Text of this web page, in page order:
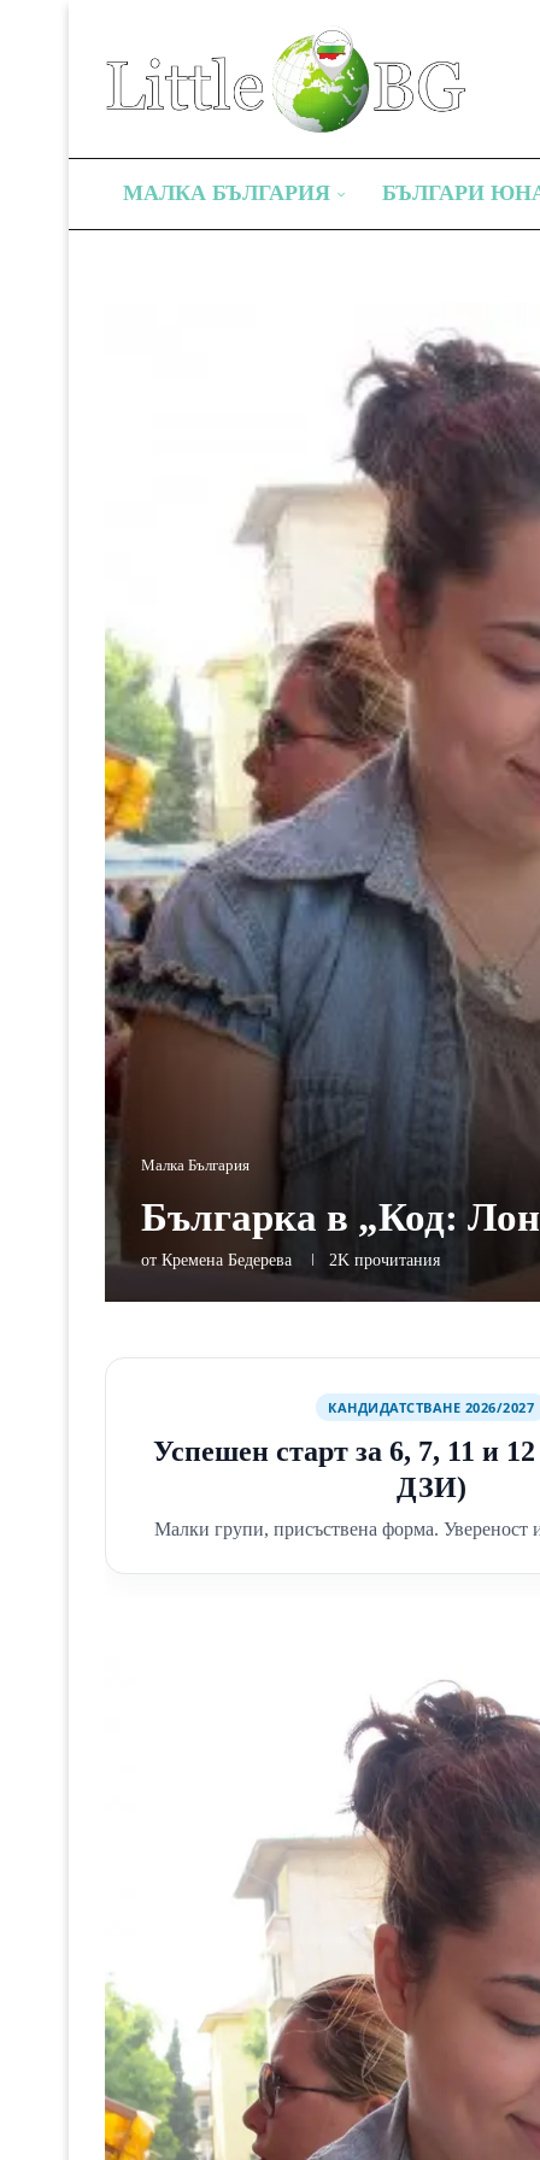
МАЛКА БЪЛГАРИЯ БЪЛГАРИ
Малка България
Българка в „Код:
от Кремена Бедерева 2K прочитания
КАНДИДАТСТВАНЕ 2026/2027
Успешен старт за 6, 7, 11 и
ДЗИ)
Малки групи, присъствена форма. Увереност